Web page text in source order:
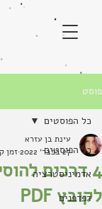
פוסט
כל הפוסטים
אדמיניסטרציה
דפדפנים
כל הפוסטים
4 דרכים
לקובץ PDF
עינת בן עזרא
27 בפבר׳ 2022
זמן